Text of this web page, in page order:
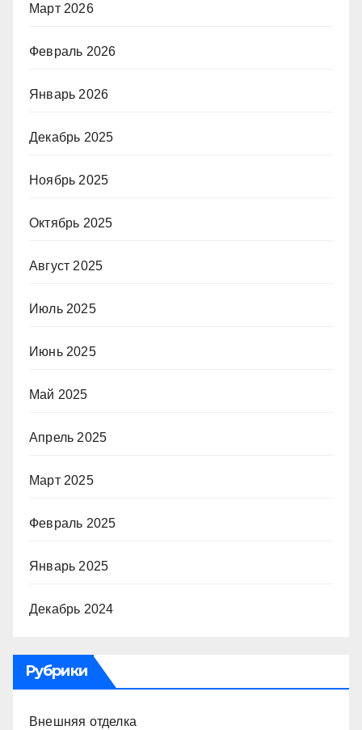
Март 2026
Февраль 2026
Январь 2026
Декабрь 2025
Ноябрь 2025
Октябрь 2025
Август 2025
Июль 2025
Июнь 2025
Май 2025
Апрель 2025
Март 2025
Февраль 2025
Январь 2025
Декабрь 2024
Рубрики
Внешняя отделка